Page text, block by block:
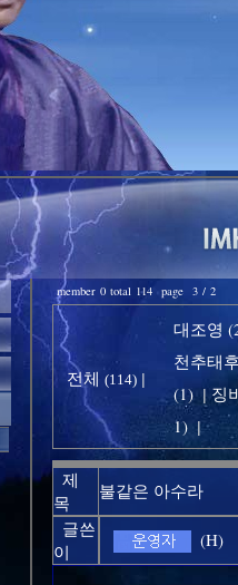
member 0 total 114 page 3 / 2
전체 (114) |
대조영
천추태
(1) | 징
1) |
제
목
불같은 아수라
글쓴
이
(H)